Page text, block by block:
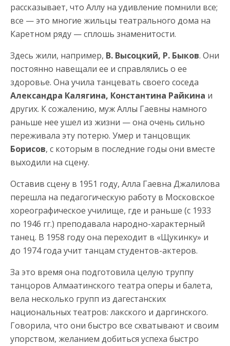
рассказывает, что Аллу на удивление помнили все;
все — это многие жильцы театрального дома на
Каретном ряду — сплошь знаменитости.
Здесь жили, например, В. Высоцкий, Р. Быков. Они
постоянно навещали ее и справлялись о ее
здоровье. Она учила танцевать своего соседа
Александра Калягина, Константина Райкина и
других. К сожалению, муж Аллы Гаевны намного
раньше нее ушел из жизни — она очень сильно
переживала эту потерю. Умер и танцовщик
Борисов, с которым в последние годы они вместе
выходили на сцену.
Оставив сцену в 1951 году, Алла Гаевна Джалилова
перешла на педагогическую работу в Московское
хореографическое училище, где и раньше (с 1933
по 1946 гг.) преподавала народно-характерный
танец. В 1958 году она переходит в «Щукинку» и
до 1974 года учит танцам студентов-актеров.
За это время она подготовила целую труппу
танцоров Алмаатинского театра оперы и балета,
вела несколько групп из дагестанских
национальных театров: лакского и даргинского.
Говорила, что они быстро все схватывают и своим
упорством, желанием добиться успеха быстро